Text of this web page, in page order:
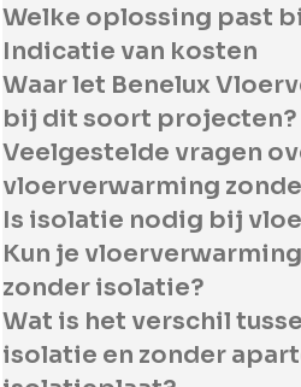
Welke oplossing past
Indicatie van kosten
Waar let Benelux
bij dit soort projecten?
Veelgestelde vragen
vloerverwarming
Is isolatie nodig bij
Kun je
zonder isolatie?
Wat is het verschil
isolatie en zonder